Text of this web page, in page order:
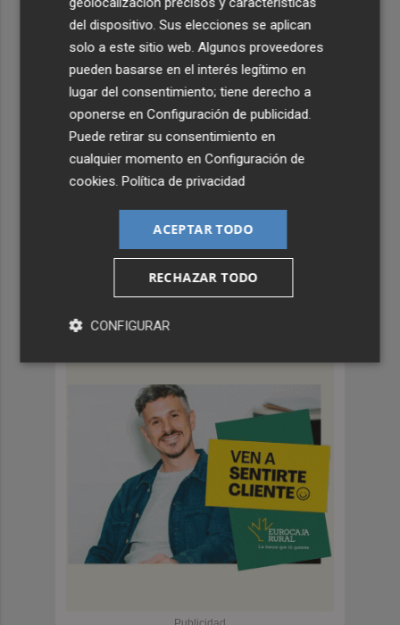
TIERRA DE EMPRESAS
Formar el talento que impulsa la
gastronomía mediterránea
PLAZA
del dispositivo. Sus elecciones se aplican
solo a este sitio web. Algunos proveedores
pueden basarse en el interés legítimo en
lugar del consentimiento; tiene derecho a
oponerse enConfiguración de publicidad.
Puede retirar su consentimiento en
cualquier momento enConfiguración de
cookies.Política de privacidad
ACEPTAR TODO
RECHAZAR TODO
CONFIGURAR